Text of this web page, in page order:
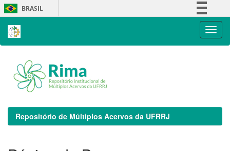
Skip
navigation
BRASIL
Repositório de Múltiplos Acervos da UFRRJ